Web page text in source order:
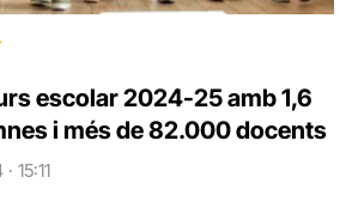
escolar 2024-25 amb 1,6
i més de 82.000 docents
15:11